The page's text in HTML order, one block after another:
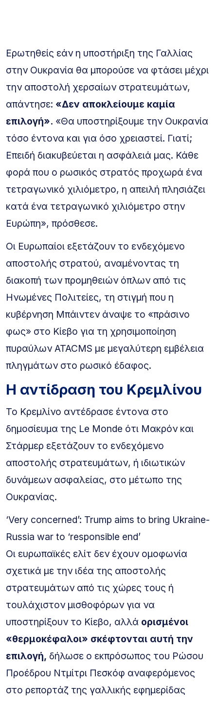
Ερωτηθείς εάν η υποστήριξη της Γαλλίας
στην Ουκρανία θα μπορούσε να φτάσει μέχρι
την αποστολή χερσαίων στρατευμάτων,
απάντησε: «Δεν αποκλείουμε καμία
επιλογή». «Θα υποστηρίξουμε την Ουκρανία
τόσο έντονα και για όσο χρειαστεί. Γιατί;
Επειδή διακυβεύεται η ασφάλειά μας. Κάθε
φορά που ο ρωσικός στρατός προχωρά ένα
τετραγωνικό χιλιόμετρο, η απειλή πλησιάζει
κατά ένα τετραγωνικό χιλιόμετρο στην
Ευρώπη», πρόσθεσε.
Οι Ευρωπαίοι εξετάζουν το ενδεχόμενο
αποστολής στρατού, αναμένοντας τη
διακοπή των προμηθειών όπλων από τις
Ηνωμένες Πολιτείες, τη στιγμή που η
κυβέρνηση Μπάιντεν άναψε το «πράσινο
φως» στο Κίεβο για τη χρησιμοποίηση
πυραύλων ATACMS με μεγαλύτερη εμβέλεια
πληγμάτων στο ρωσικό έδαφος.
Η αντίδραση του Κρεμλίνου
Το Κρεμλίνο αντέδρασε έντονα στο
δημοσίευμα της Le Monde ότι Μακρόν και
Στάρμερ εξετάζουν το ενδεχόμενο
αποστολής στρατευμάτων, ή ιδιωτικών
δυνάμεων ασφαλείας, στο μέτωπο της
Ουκρανίας.
‘Very concerned’: Trump aims to bring Ukraine-
Russia war to ‘responsible end’
Οι ευρωπαϊκές ελίτ δεν έχουν ομοφωνία
σχετικά με την ιδέα της αποστολής
στρατευμάτων από τις χώρες τους ή
τουλάχιστον μισθοφόρων για να
υποστηρίξουν το Κίεβο, αλλά ορισμένοι
«θερμοκέφαλοι» σκέφτονται αυτή την
επιλογή, δήλωσε ο εκπρόσωπος του Ρώσου
Προέδρου Ντμίτρι Πεσκόφ αναφερόμενος
στο ρεπορτάζ της γαλλικής εφημερίδας